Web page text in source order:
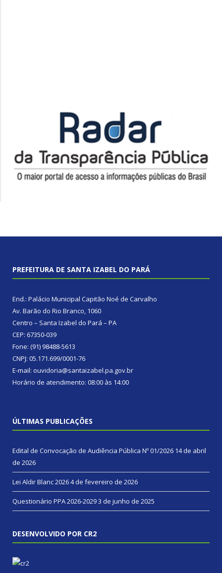
PREFEITURA DE SANTA IZABEL DO PARÁ
End.: Palácio Municipal Capitão Noé de Carvalho
Av. Barão do Rio Branco, 1060
Centro – Santa Izabel do Pará – PA
CEP: 67350-039
Fone: (91) 98488-5613
CNPJ: 05.171.699/0001-76
E-mail: ouvidoria@santaizabel.pa.gov.br
Horário de atendimento: 08:00 às 14:00
ÚLTIMAS PUBLICAÇÕES
Edital de Convocação de Audiência Pública Nº 01/2026 14 de abril
de 2026
Lei Aldir Blanc 20264 de fevereiro de 2026
Questionário PPA 2026-20293 de junho de 2025
DESENVOLVIDO POR CR2